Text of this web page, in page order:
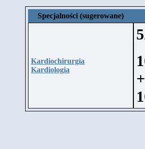
Specjalności (sugerowane)
Kardiochirurgia
Kardiologia